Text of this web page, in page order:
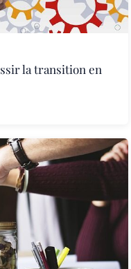
la transition en